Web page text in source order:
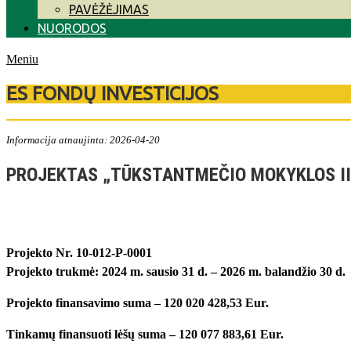
PAVĖŽĖJIMAS
NUORODOS
Meniu
ES FONDŲ INVESTICIJOS
Informacija atnaujinta: 2026-04-20
PROJEKTAS „TŪKSTANTMEČIO MOKYKLOS
Projekto Nr. 10-012-P-0001
Projekto trukmė: 2024 m. sausio 31 d. – 2026 m. balandžio 30 d.
Projekto finansavimo suma – 120 020 428,53 Eur.
Tinkamų finansuoti lėšų suma – 120 077 883,61 Eur.